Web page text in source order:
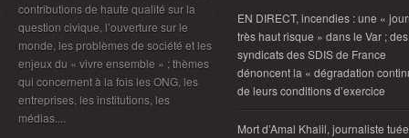
contributions de haute qualité sur la
question civique, l’ouverture sur le
monde, les problèmes de société et les
enjeux du « vivre ensemble » ; thèmes
qui concernent à la fois les ONG, les
entreprises, les institutions, les
médias....
EN DIRECT, incendies : une «
très haut risque » dans le Var ; des
syndicats des SDIS de France
dénoncent la « dégradation
de leurs conditions d’exercice
Mort d’Amal Khalil, journaliste